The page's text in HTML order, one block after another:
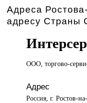
Адреса
адресу Страны
ООО, торгово-
Адрес
Россия, г. Ростов-